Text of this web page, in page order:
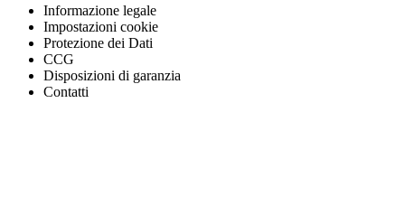
Informazione legale
Impostazioni cookie
Protezione dei Dati
CCG
Disposizioni di garanzia
Contatti